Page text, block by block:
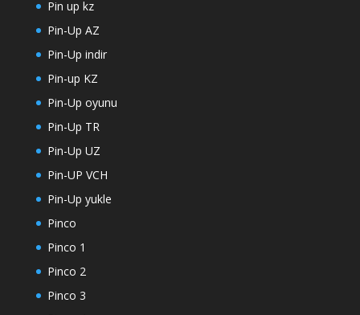
Pin up kz
Pin-Up AZ
Pin-Up indir
Pin-up KZ
Pin-Up oyunu
Pin-Up TR
Pin-Up UZ
Pin-UP VCH
Pin-Up yukle
Pinco
Pinco 1
Pinco 2
Pinco 3